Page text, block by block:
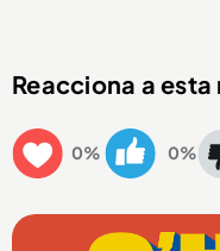
Reacciona a
0% 0%